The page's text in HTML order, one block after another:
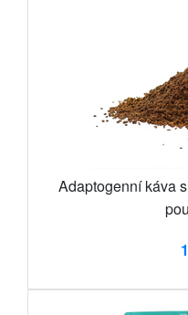
Adaptogenní káva